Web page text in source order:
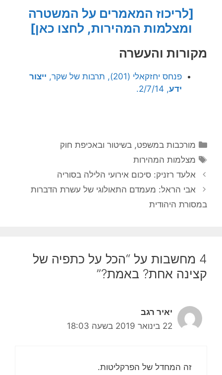
[לריכוז המאמרים על המשטרה
ומצלמות המהירות, לחצו כאן]
מקורות והעשרה
פנחס יחזקאלי (201), תרבות של שקר,
ייצור
ידע, 2/7/14.
קטגוריות
מורכבות במשפט, בשיטור ובאכיפת חוק
תגיות
מצלמות המהירות
אלעד רזניק: סיכום אירועי הלילה בסוריה
אבי הראל: מעמדם התאולוגי של עשרת הדברות
במסורת היהודית
4 מחשבות על “הכל על כתפיה של
קצינה אחת? באמת?”
יאיר רגב
22 בינואר 2019 בשעה 18:03
זה המחדל של הפרקליטות.